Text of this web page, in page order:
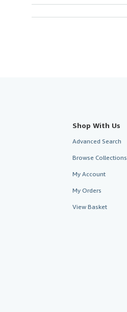
Shop With Us
Advanced Search
Browse Collections
My Account
My Orders
View Basket